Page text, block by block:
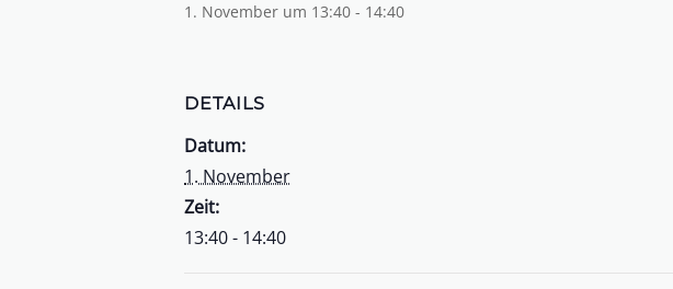
1. November um 13:40 - 14:40
DETAILS
Datum:
1. November
Zeit:
13:40 - 14:40